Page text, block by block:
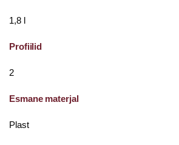
1,8 l
Profiilid
2
Esmane materjal
Plast